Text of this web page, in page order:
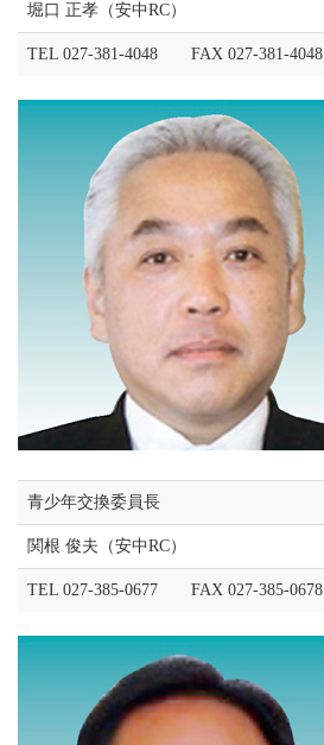
堀口 正孝（安中RC）
TEL 027-381-4048 FAX 027-381-4048
青少年交換委員長
関根 俊夫（安中RC）
TEL 027-385-0677 FAX 027-385-0678